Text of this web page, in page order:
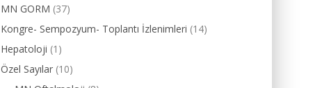
MN GORM (37)
Kongre- Sempozyum- Toplantı İzlenimleri (14)
Hepatoloji (1)
Özel Sayılar (10)